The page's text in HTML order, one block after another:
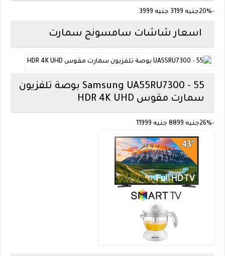
-20% جنيه 3199 جنيه 3999
اسعار شاشات سامسونج سمارت
Samsung UA55RU7300 - 55 بوصة تلفزيون
سمارت مقوس HDR 4K UHD
-26% جنيه 8899 جنيه 11999